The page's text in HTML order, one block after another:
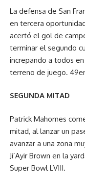
La defensa de San
en tercera
acertó el gol de
terminar el segundo
increpando a todos
terreno de juego.
SEGUNDA MITAD
Patrick Mahomes
mitad, al lanzar un
avanzar a una zona
Ji’Ayir Brown en la
Super Bowl LVIII.